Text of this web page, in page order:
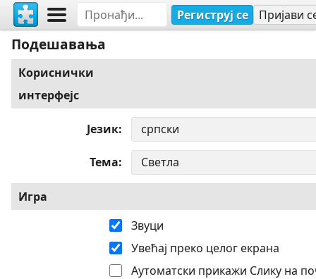
Региструј се Пријави
Подешавања
Кориснички
интерфејс
Језик
Тема
Игра
Звуци
Увећај преко целог екрана
Аутоматски прикажи Слику на